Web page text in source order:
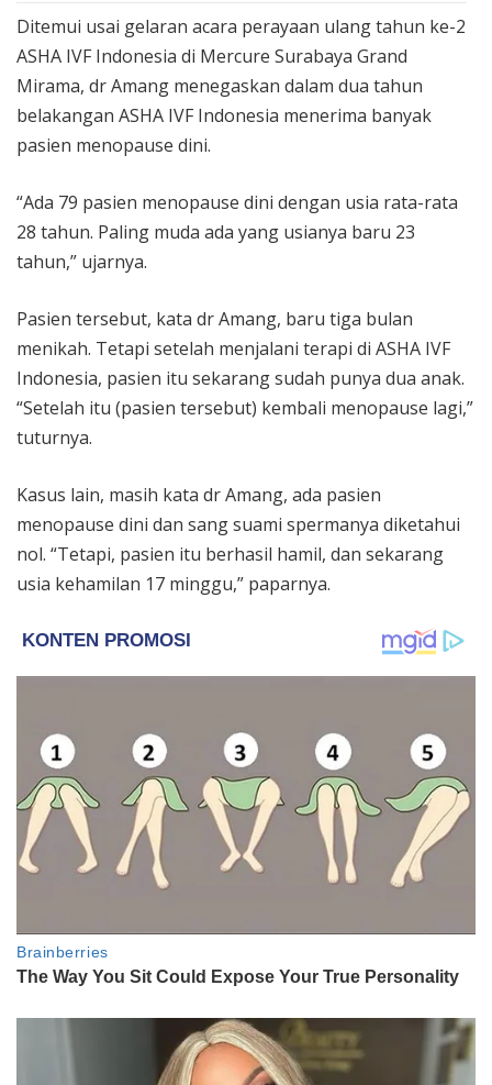
Ditemui usai gelaran acara perayaan ulang tahun ke-2
ASHA IVF Indonesia di Mercure Surabaya Grand
Mirama, dr Amang menegaskan dalam dua tahun
belakangan ASHA IVF Indonesia menerima banyak
pasien menopause dini.
“Ada 79 pasien menopause dini dengan usia rata-rata
28 tahun. Paling muda ada yang usianya baru 23
tahun,” ujarnya.
Pasien tersebut, kata dr Amang, baru tiga bulan
menikah. Tetapi setelah menjalani terapi di ASHA IVF
Indonesia, pasien itu sekarang sudah punya dua anak.
“Setelah itu (pasien tersebut) kembali menopause lagi,”
tuturnya.
Kasus lain, masih kata dr Amang, ada pasien
menopause dini dan sang suami spermanya diketahui
nol. “Tetapi, pasien itu berhasil hamil, dan sekarang
usia kehamilan 17 minggu,” paparnya.